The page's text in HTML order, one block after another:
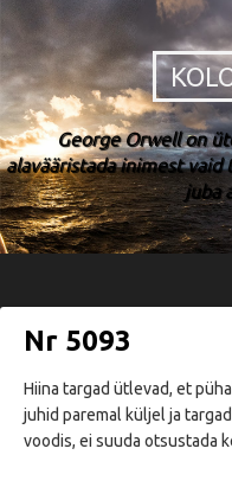
George Orwell on
alavääristada inimest
juba
Nr 5093
Hiina targad ütlevad, et
juhid paremal küljel ja
voodis, ei suuda otsustada